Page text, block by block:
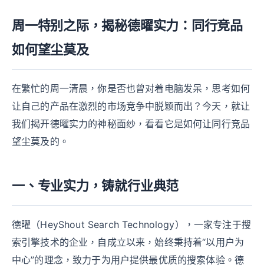
周一特别之际，揭秘德曜实力：同行竞品
如何望尘莫及
在繁忙的周一清晨，你是否也曾对着电脑发呆，思考如何
让自己的产品在激烈的市场竞争中脱颖而出？今天，就让
我们揭开德曜实力的神秘面纱，看看它是如何让同行竞品
望尘莫及的。
一、专业实力，铸就行业典范
德曜（HeyShout Search Technology），一家专注于搜
索引擎技术的企业，自成立以来，始终秉持着“以用户为
中心”的理念，致力于为用户提供最优质的搜索体验。德